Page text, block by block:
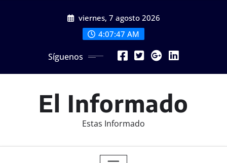
viernes, 7 agosto 2026
4:07:49 AM
Síguenos
El Informado
Estas Informado